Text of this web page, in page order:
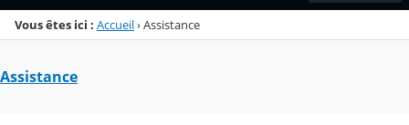
Vous êtes ici : Accueil›Assistance
Assistance